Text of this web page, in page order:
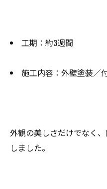
工期：約3週間
施工内容：外壁塗装／
外観の美しさだけでなく
しました。